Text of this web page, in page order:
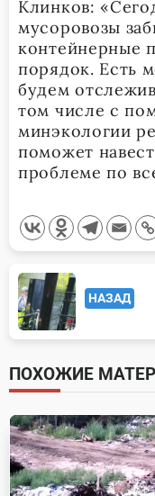
Клинков:
мусоровозы
контейнерные
порядок. Есть
будем
том числе с
минэкологии
поможет
проблеме по
<span
class="nav-
subtitle
screen-
reader-
text">Page</
НАЗАД
ПОХОЖИЕ